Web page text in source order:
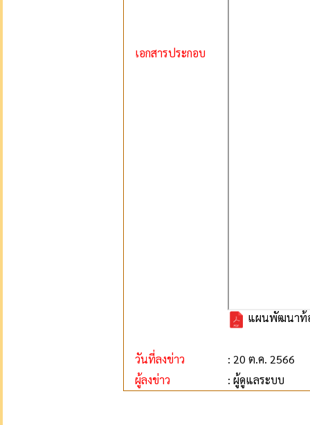
เอกสารประกอบ
แผนพัฒนาท้อ
วันที่ลงข่าว
: 20 ต.ค. 2566
ผู้ลงข่าว
: ผู้ดูแลระบบ